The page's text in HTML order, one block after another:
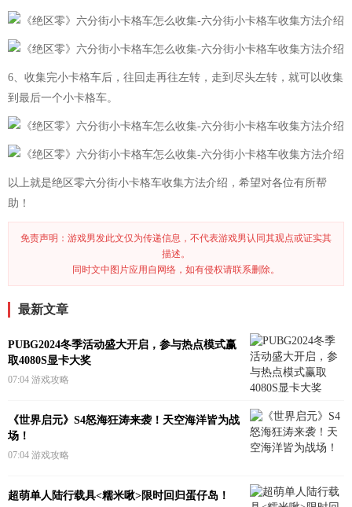
6、收集完小卡格车后，往回走再往左转，走到尽头左转，就可以收集
到最后一个小卡格车。
以上就是绝区零六分街小卡格车收集方法介绍，希望对各位有所帮
助！
免责声明：游戏男发此文仅为传递信息，不代表游戏男认同其观点或证实其
描述。
同时文中图片应用自网络，如有侵权请联系删除。
最新文章
PUBG2024冬季活动盛大开启，参与热点模式赢
取4080S显卡大奖
07:04 游戏攻略
《世界启元》S4怒海狂涛来袭！天空海洋皆为战
场！
07:04 游戏攻略
超萌单人陆行载具<糯米啾>限时回归蛋仔岛！